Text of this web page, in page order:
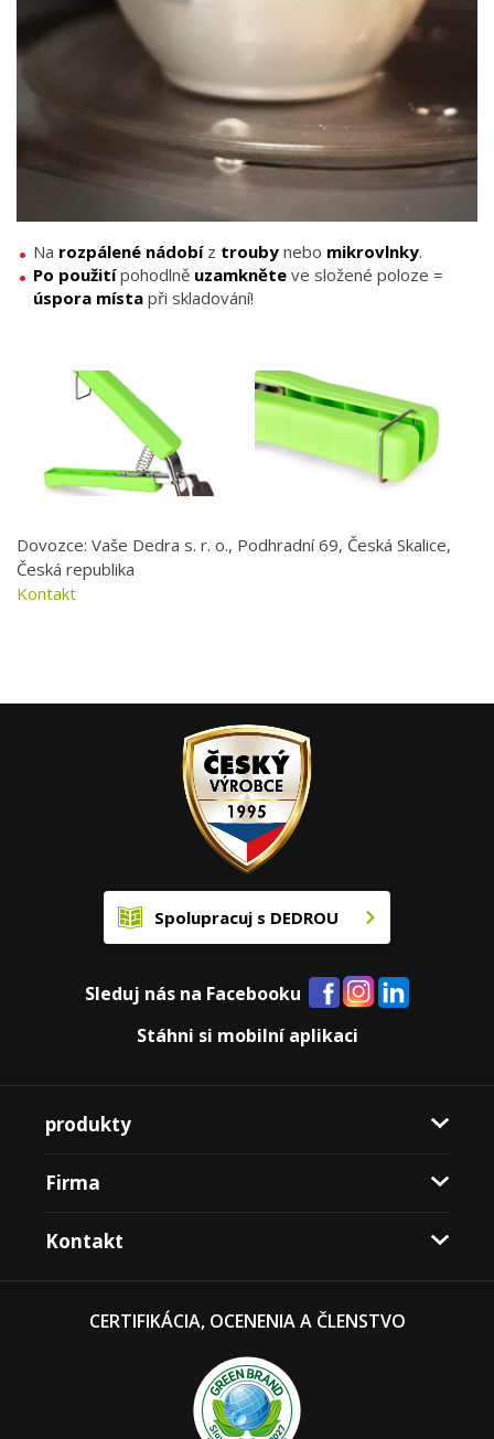
Na rozpálené nádobíz trouby nebo mikrovlnky.
Po použitípohodlně uzamkněte ve složené poloze =
úspora místa při skladování!
Dovozce: Vaše Dedra s. r. o., Podhradní 69, Česká Skalice,
Česká republika
Kontakt
Spolupracuj s DEDROU
Sleduj nás na Facebooku
Stáhni si mobilní aplikaci
produkty
Firma
Kontakt
CERTIFIKÁCIA, OCENENIA A ČLENSTVO